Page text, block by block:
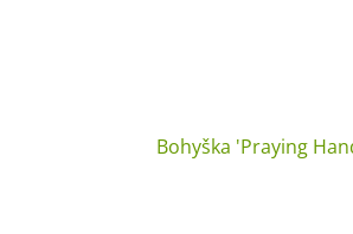
Bohyška 'Praying